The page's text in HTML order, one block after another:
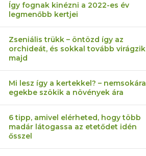
Így fognak kinézni a 2022-es év
legmenőbb kertjei
Zseniális trükk – öntözd így az
orchideát, és sokkal tovább virágzik
majd
Mi lesz így a kertekkel? – nemsokára
egekbe szökik a növények ára
6 tipp, amivel elérheted, hogy több
madár látogassa az etetődet idén
ősszel